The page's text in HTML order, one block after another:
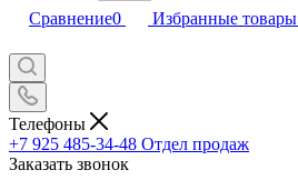
Сравнение0 Избранные товары
Телефоны
+7 925 485-34-48 Отдел продаж
Заказать звонок